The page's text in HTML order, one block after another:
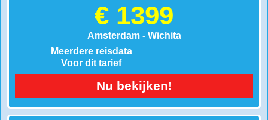
€ 1399
Amsterdam - Wichita
Meerdere reisdata
Voor dit tarief
Nu bekijken!